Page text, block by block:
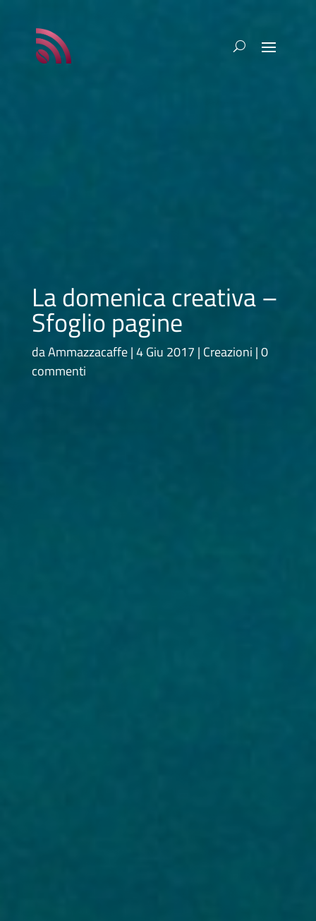
La domenica creativa –
Sfoglio pagine
daAmmazzacaffe 4 Giu 2017 Creazioni 0
commenti